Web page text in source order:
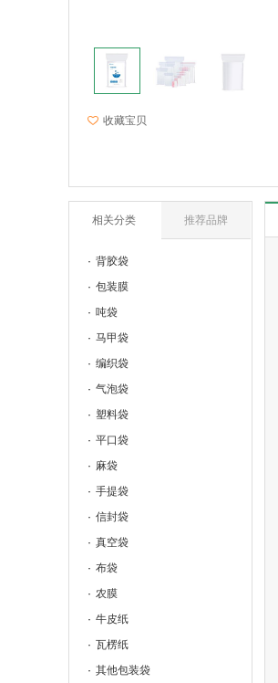
收藏宝贝
相关分类 推荐品牌
背胶袋
包装膜
吨袋
马甲袋
编织袋
气泡袋
塑料袋
平口袋
麻袋
手提袋
信封袋
真空袋
布袋
农膜
牛皮纸
瓦楞纸
其他包装袋